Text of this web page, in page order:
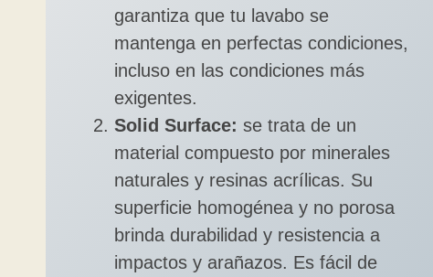
garantiza que tu lavabo se
mantenga en perfectas condiciones,
incluso en las condiciones más
exigentes.
Solid Surface: se trata de un
material compuesto por minerales
naturales y resinas acrílicas. Su
superficie homogénea y no porosa
brinda durabilidad y resistencia a
impactos y arañazos. Es fácil de